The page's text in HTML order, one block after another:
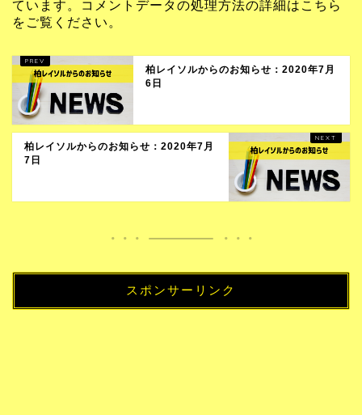
ています。
コメントデータの処理方法の詳細はこちら
をご覧ください 。
柏レイソルからのお知らせ：2020年7月
6日
柏レイソルからのお知らせ：2020年7月
7日
スポンサーリンク